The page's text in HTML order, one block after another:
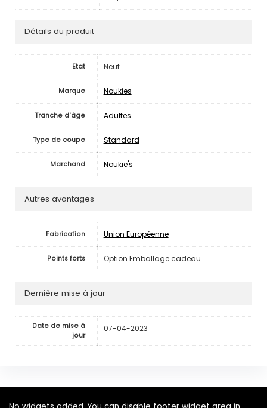
Détails du produit
Etat Neuf
Marque Noukies
Tranche d'âge Adultes
Type de coupe Standard
Marchand Noukie's
Autres avantages
Fabrication Union Européenne
Points forts Option Emballage cadeau
Dernière mise à jour
Date de mise à
jour
07-04-2023